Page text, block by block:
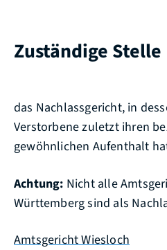
Zuständige Stelle
das Nachlassgericht, in
Verstorbene zuletzt ihren
gewöhnlichen Aufenthalt
Achtung: Nicht alle
Württemberg sind als
Amtsgericht Wiesloch